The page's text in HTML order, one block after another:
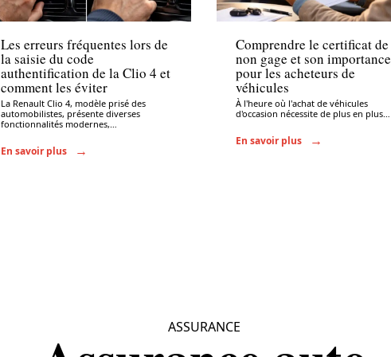
Administratif
Les erreurs fréquentes lors de
la saisie du code
authentification de la Clio 4 et
comment les éviter
La Renault Clio 4, modèle prisé des
automobilistes, présente diverses
fonctionnalités modernes,
En savoir plus
Administratif
Comprendre le certificat de
non gage et son importance
pour les acheteurs de
véhicules
À l'heure où l'achat de véhicules
d'occasion nécessite de plus en plus
En savoir plus
ASSURANCE